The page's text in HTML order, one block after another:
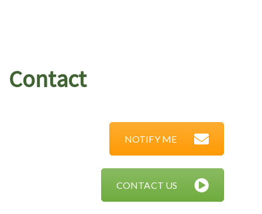
Contact
NOTIFY ME
CONTACT US